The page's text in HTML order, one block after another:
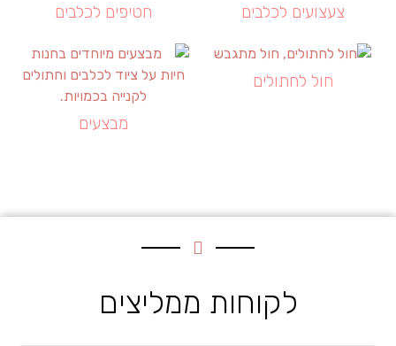
צעצועים לכלבים חטיפים לכלבים
חול לחתולים
מבצעים
לקוחות ממליצים